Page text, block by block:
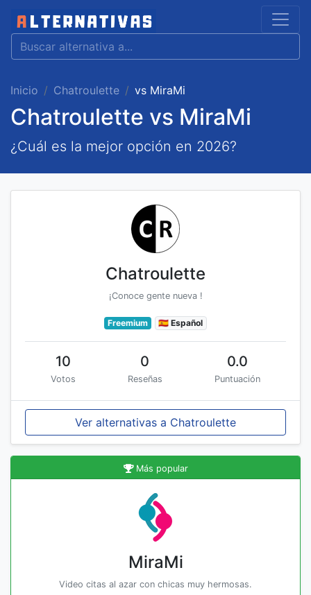
Inicio Chatroulette vs MiraMi
Chatroulette vs MiraMi
¿Cuál es la mejor opción en 2026?
Chatroulette
¡Conoce gente nueva !
Freemium 🇪🇸 Español
10
Votos
0
Reseñas
0.0
Puntuación
Ver alternativas a Chatroulette
Más popular
MiraMi
Video citas al azar con chicas muy hermosas.